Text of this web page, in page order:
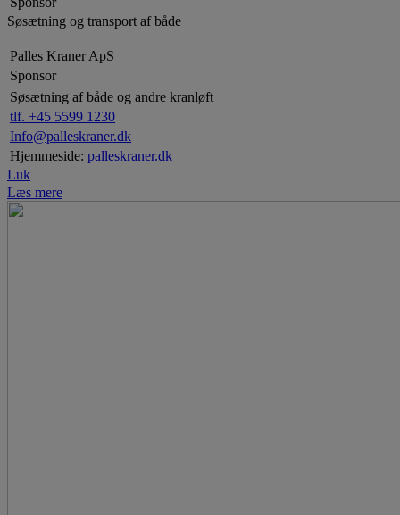
Søsætning og transport af både
Palles Kraner ApS
Sponsor
Søsætning af både og andre kranløft
tlf. +45 5599 1230
Info@palleskraner.dk
Hjemmeside: palleskraner.dk
Luk
Læs mere